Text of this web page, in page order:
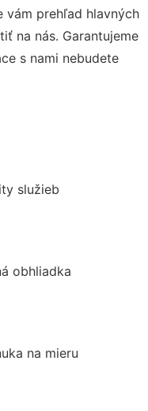
vám prehľad hlavných
na nás. Garantujeme
s nami nebudete
služieb
obhliadka
na mieru